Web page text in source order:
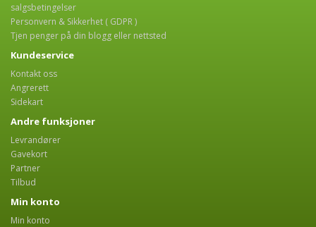
salgsbetingelser
Personvern & Sikkerhet ( GDPR )
Tjen penger på din blogg eller nettsted
Kundeservice
Kontakt oss
Angrerett
Sidekart
Andre funksjoner
Levrandører
Gavekort
Partner
Tilbud
Min konto
Min konto